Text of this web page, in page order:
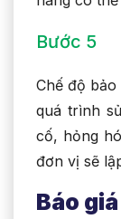
Bước 5
Chế độ
quá trình
cố, hỏng
đơn vị sẽ
Báo